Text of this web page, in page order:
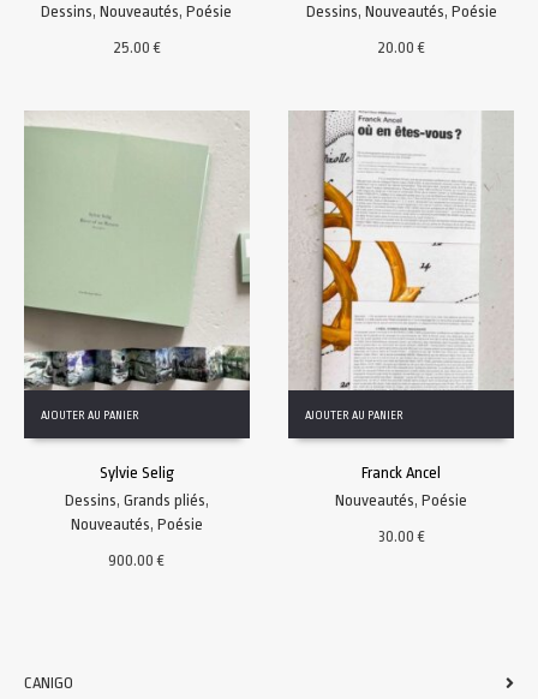
Dessins,Nouveautés,Poésie
25.00€
Dessins, Nouveautés, Poésie
20.00€
AJOUTER AU PANIER
Sylvie Selig
Dessins, Grands pliés,
Nouveautés, Poésie
900.00€
AJOUTER AU PANIER
Franck Ancel
Nouveautés,Poésie
30.00€
CANIGO